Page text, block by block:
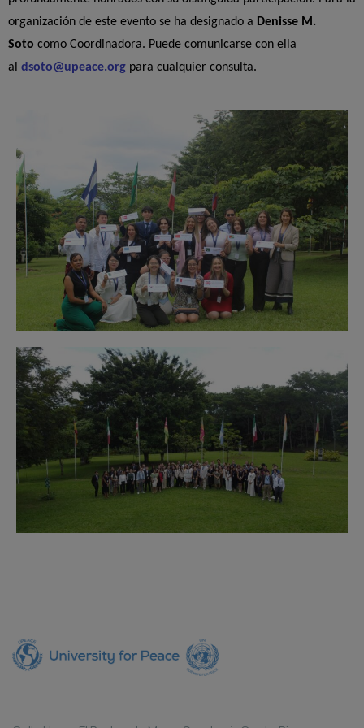
organización de este evento se ha designado a Denisse M.
Soto como Coordinadora. Puede comunicarse con ella
al dsoto@upeace.org para cualquier consulta.